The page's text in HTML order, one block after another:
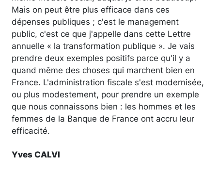
Mais on peut être plus efficace dans ces
dépenses publiques ; c'est le management
public, c'est ce que j'appelle dans cette Lettre
annuelle « la transformation publique ». Je vais
prendre deux exemples positifs parce qu'il y a
quand même des choses qui marchent bien en
France. L'administration fiscale s'est modernisée,
ou plus modestement, pour prendre un exemple
que nous connaissons bien : les hommes et les
femmes de la Banque de France ont accru leur
efficacité.
Yves CALVI